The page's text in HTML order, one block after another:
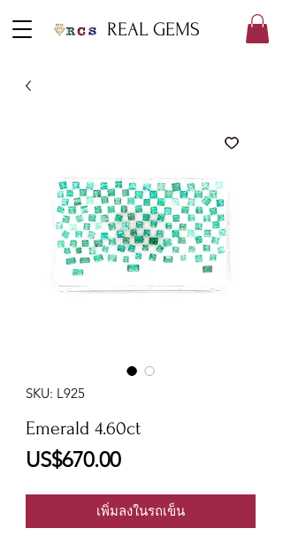
REAL GEMS
SKU: L925
Emerald 4.60ct
US$670.00ราคา
เพิ่มลงในรถเข็น